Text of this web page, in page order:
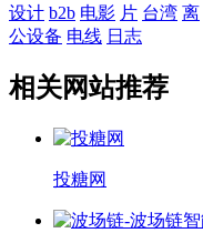
设计 b2b 电影 片 台湾 离
公设备 电线 日志
相关网站推荐
投糖网